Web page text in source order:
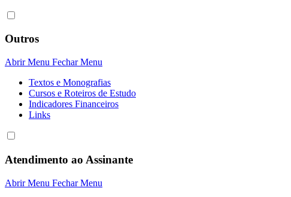
Outros
Abrir Menu Fechar Menu
Textos e Monografias
Cursos e Roteiros de Estudo
Indicadores Financeiros
Links
Atendimento ao Assinante
Abrir Menu Fechar Menu